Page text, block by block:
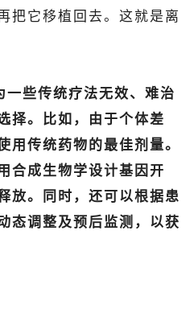
把它移植回去。这就是离
一些传统疗法无效、难治
择。比如，由于个体差
用传统药物的最佳剂量。
合成生物学设计基因开
放。同时，还可以根据患
态调整及预后监测，以获